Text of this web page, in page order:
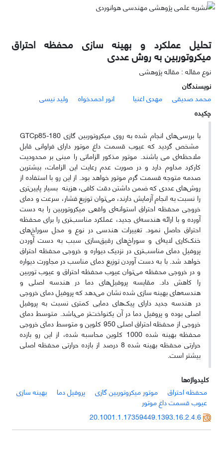
تحلیل عملکرد و بهینه سازی محفظه احتراق
میکروتوربین به روش عددی
نوع مقاله : مقاله پژوهشی
نویسندگان
محمد صدیقی
مهدی اغنیا انور احمدخواه
ولید نیسی
چکیده
با بررسیهای انجام شده به روی میکروتوربین گازی 180-85
GTCp
مشخص گردید که عیوب قسمت داغ موتور دارای فراوانی قابل
ملاحظهای می­ باشند. موتور مذکور الزاماتی را مبنی بر محدودیت
کارکرد مداوم دارد و در صورت عدم رعایت این الزامات، بیشترین
صدمه متوجه قسمت گرم موتور خواهد بود. از این رو با استفاده از
روشهای عددی که ضمن داشتن دقت کافی، هزینه بسیار پایینتری
را نسبت به انجام آزمایش دارند، میتوان توزیع فشار، سرعت و دمای
خروجی محفظه احتراق استوانهای واقعی میکروتوربین را به ­دست
آورده و با ارائه هندسهای جدید، عملکرد مناسبتری را برای محفظه
احتراق حاصل نمود. تغییرات هندسی در نوع و محل سوراخهای
خنککاری لایهای و سوراخهای رقیقسازی سبب به­ دست آوردن
پروفیل دمای مناسبتری در نزدیک دیواره و خروجی محفظه احتراق
خواهد شد. با به­ دست آوردن توزیع دمای مناسب در مجاورت دیواره
و در خروجی محفظه میتوان عیوب محفظه احتراق و عیوب توربین
را کاهش داد. مقایسه پروفیلهای دما در هندسه اصلی و
هندسههای بهینه سازی شده نشان میدهد که پروفیل دمای خروجی
در هندسه جدید دارای پیکهای دمایی کمتری نسبت به پروفیل
اصلی بوده و پروفیل دما در آن یکنواختتر میباشد. متوسط دمای
خروجی از محفظه احتراق اصلی 950 کلوین و متوسط دمای خروجی
محفظه بهینه شده 1000 کلوین محاسبه شده، از این رو بازده
حرارتی محفظه بهینه شده 8 درصد از بازده حرارتی محفظه اصلی
بیشتر است.
کلیدواژه‌ها
محفظه احتراق
موتور میکروتوربین گازی پروفیل دما
بهینه سازی
عیوب قسمت داغ موتور
20.1001.1.17359449.1393.16.2.4.6